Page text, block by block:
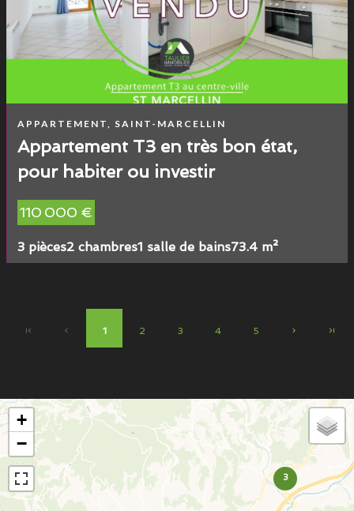
APPARTEMENT, SAINT-MARCELLIN
Appartement T3 en très bon état,
pour habiter ou investir
110 000 €
3 pièces2 chambres1 salle de bains73.4 m²
1 2 3 4 5
3
+
−